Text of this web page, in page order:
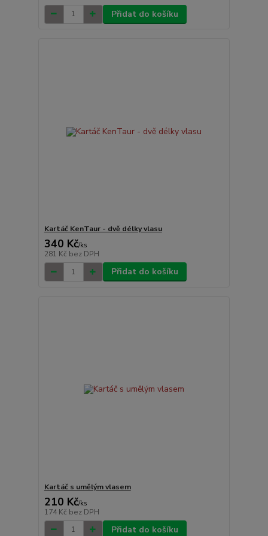
Přidat do košíku
Kartáč KenTaur - dvě délky vlasu
340 Kč/ks
281 Kč bez DPH
Přidat do košíku
Kartáč s umělým vlasem
210 Kč/ks
174 Kč bez DPH
Přidat do košíku